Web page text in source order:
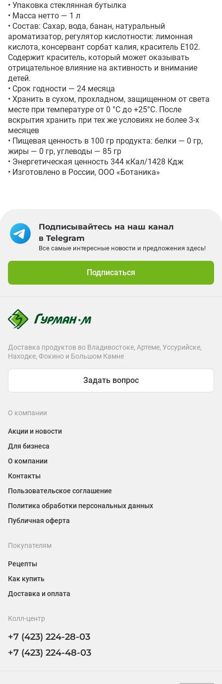
• Упаковка стеклянная бутылка
• Масса нетто — 1 л
• Состав: Сахар, вода, банан, натуральный
ароматизатор, регулятор кислотности: лимонная
кислота, консервант сорбат калия, краситель Е102.
Содержит краситель, который может оказывать
отрицательное влияние на активность и внимание
детей.
• Срок годности — 24 месяца
• Хранить в сухом, прохладном, защищенном от света
месте при температуре от 0 °C до +25°С. После
вскрытия хранить при тех же условиях не более 3-х
месяцев
• Пищевая ценность в 100 гр продукта: белки — 0 гр,
жиры — 0 гр, углеводы — 85 гр
• Энергетическая ценность 344 кКал/1428 Кдж
• Изготовлено в России, ООО «Ботаника»
Подписывайтесь на наш канал
в Telegram
Все самые интересные новости и предложения здесь!
Подписаться
О компании
Акции и новости
Для бизнеса
О компании
Контакты
Пользовательское соглашение
Политика обработки персональных данных
Публичная оферта
Покупателям
Рецепты
Как купить
Доставка и оплата
Колл-центр
+7 (423) 224-28-03
+7 (423) 224-48-03
Доставка продуктов во Владивостоке, Артеме, Уссурийске,
Находке, Фокино и Большом Камне
Задать вопрос